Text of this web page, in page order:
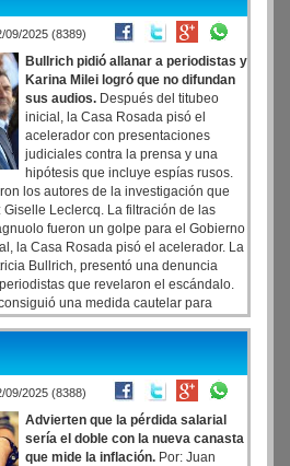
09/2025 (8389)
Bullrich pidió allanar a periodistas y
Karina Milei logró que no difundan
sus audios. Después del titubeo
inicial, la Casa Rosada pisó el
acelerador con presentaciones
judiciales contra la prensa y una
hipótesis que incluye espías rusos.
los autores de la investigación que
Leclercq. La filtración de las
fueron un golpe para el Gobierno
la Casa Rosada pisó el acelerador. La
Bullrich, presentó una denuncia
que revelaron el escándalo.
una medida cautelar para
difusión de sus audios. La
de la investigación que destapó
recibido amenazas.
09/2025 (8388)
Advierten que la pérdida salarial
sería el doble con la nueva canasta
que mide la inflación. Por: Juan